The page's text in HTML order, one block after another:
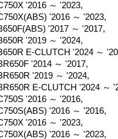
'2016 ～ '2023,
'2016 ～ '2023,
'2017 ～ '2017,
'2019 ～ '2024,
E-CLUTCH '2024 ～
'2014 ～ '2017,
'2019 ～ '2024,
E-CLUTCH '2024 ～
'2016 ～ '2016,
'2016 ～ '2016,
'2016 ～ '2023,
'2016 ～ '2023,